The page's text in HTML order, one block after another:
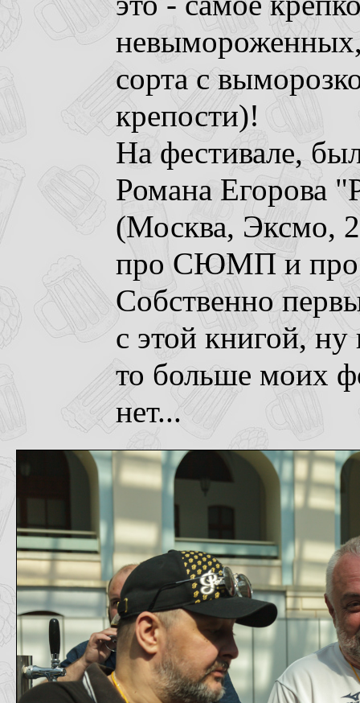
сорта с
крепости)!
На фестивале,
Романа Егорова
(Москва, Эксмо,
про СЮМП и про
Собственно
с этой книгой,
то больше моих
нет...